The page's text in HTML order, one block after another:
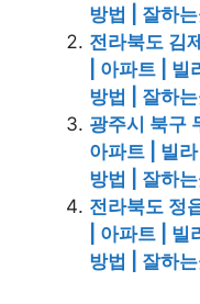
방법 | 잘하는
전라북도 김
| 아파트 |
방법 | 잘하는
광주시 북구
아파트 | 빌
방법 | 잘하는
전라북도 정
| 아파트 |
방법 | 잘하는